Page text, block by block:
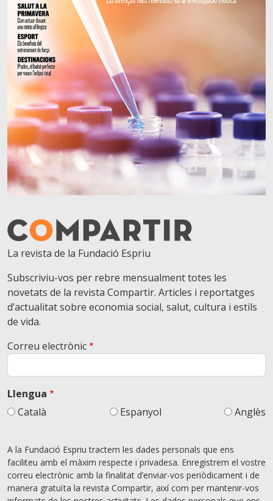
La revista de la Fundació Espriu
Subscriviu-vos per rebre mensualment totes les
novetats de la revista Compartir. Articles i reportatges
d’actualitat sobre economia social, salut, cultura i estils
de vida.
Correu electrònic
Llengua
Català
Espanyol Anglès
A la Fundació Espriu tractem les dades personals que ens
faciliteu amb el màxim respecte i privadesa. Enregistrem el vostre
correu electrònic amb la finalitat d’enviar-vos periòdicament i de
manera gratuïta la revista Compartir, així com per mantenir-vos